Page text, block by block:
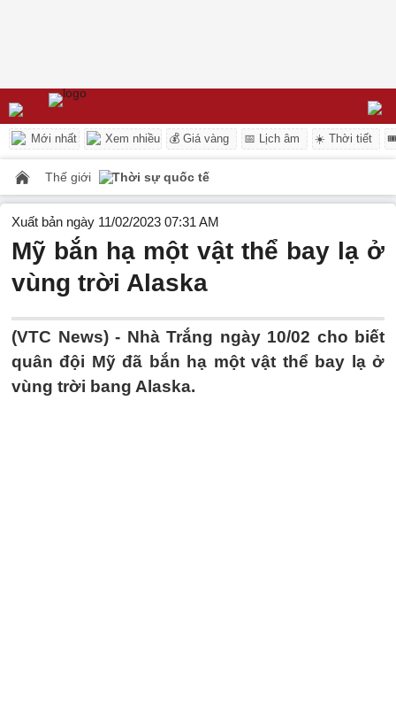
Mới nhất Xem nhiều 💰 Giá vàng 📅 Lịch âm ☀️ Thời tiết
Thế giới Thời sự quốc tế
Xuất bản ngày 11/02/2023 07:31 AM
Mỹ bắn hạ một vật thể bay lạ ở
vùng trời Alaska
(VTC News) - Nhà Trắng ngày 10/02 cho biết
quân đội Mỹ đã bắn hạ một vật thể bay lạ ở
vùng trời bang Alaska.